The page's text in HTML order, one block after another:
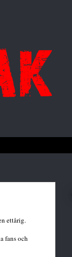
ettårig.
fans och